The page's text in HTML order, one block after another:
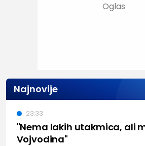
Najnovije
"Nema lakih utakmica, ali
Vojvodina"
23:33